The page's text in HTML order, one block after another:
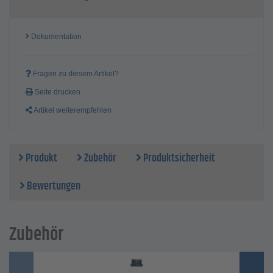
Dokumentation
Fragen zu diesem Artikel?
Seite drucken
Artikel weiterempfehlen
Produkt Zubehör
Produktsicherheit
Bewertungen
Zubehör